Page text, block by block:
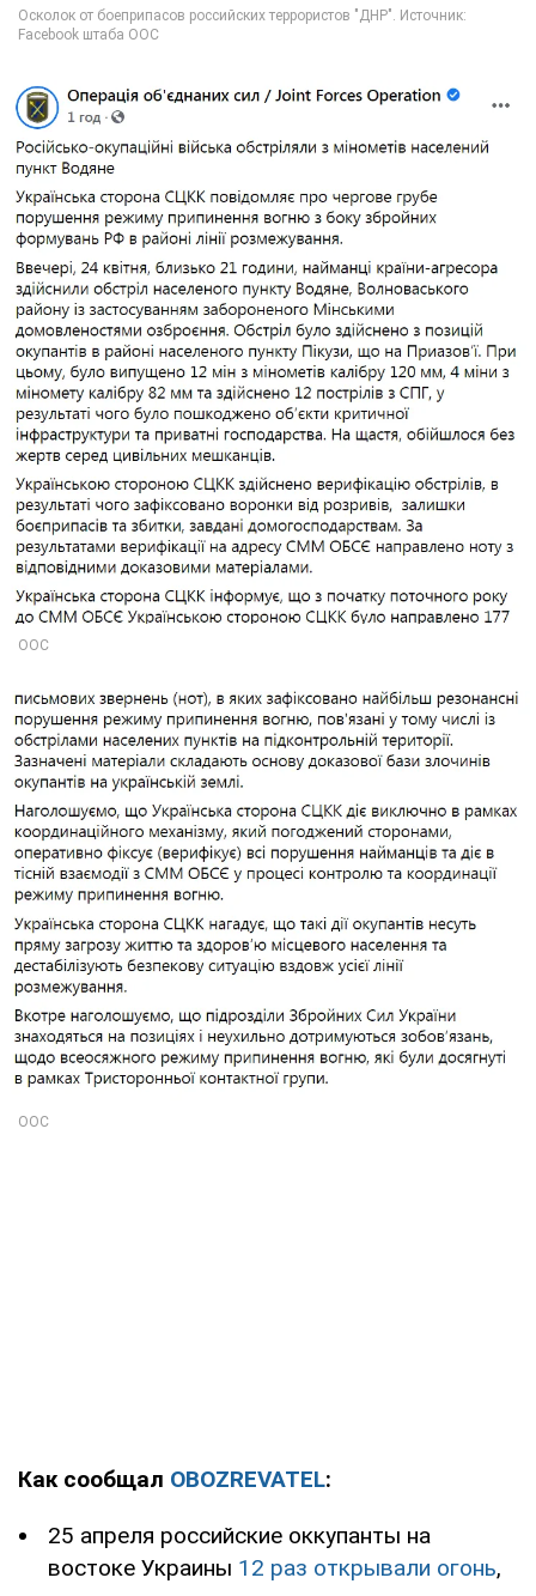
Как сообщал OBOZREVATEL:
25 апреля российские оккупанты на
востоке Украины 12 раз открывали огонь,